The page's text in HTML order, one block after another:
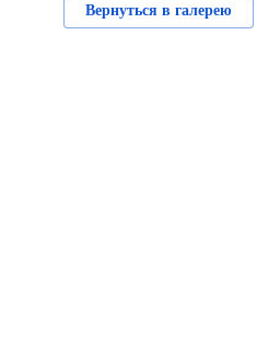
Вернуться в галерею